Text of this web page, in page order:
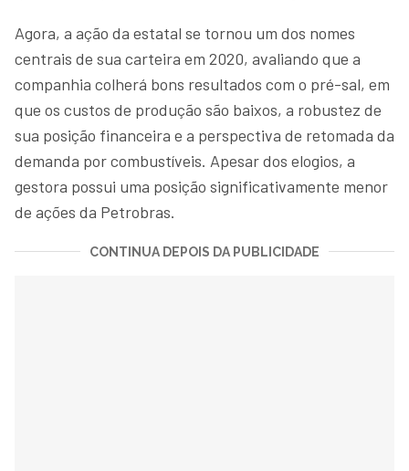
Agora, a ação da estatal se tornou um dos nomes
centrais de sua carteira em 2020, avaliando que a
companhia colherá bons resultados com o pré-sal, em
que os custos de produção são baixos, a robustez de
sua posição financeira e a perspectiva de retomada da
demanda por combustíveis. Apesar dos elogios, a
gestora possui uma posição significativamente menor
de ações da Petrobras.
CONTINUA DEPOIS DA PUBLICIDADE